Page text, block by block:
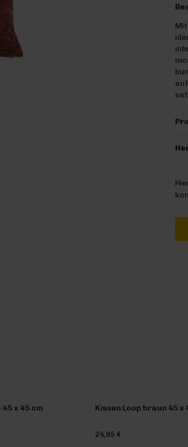
x 45 cm Kissen Loop braun 45 x
24,95 €